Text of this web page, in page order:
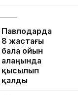
Павлодарда
8 жастағы
бала ойын
алаңында
қысылып
қалды